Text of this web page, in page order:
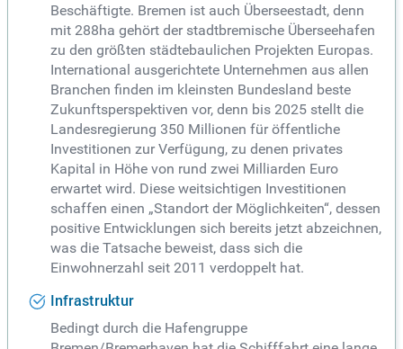
Beschäftigte. Bremen ist auch Überseestadt, denn
mit 288ha gehört der stadtbremische Überseehafen
zu den größten städtebaulichen Projekten Europas.
International ausgerichtete Unternehmen aus allen
Branchen finden im kleinsten Bundesland beste
Zukunftsperspektiven vor, denn bis 2025 stellt die
Landesregierung 350 Millionen für öffentliche
Investitionen zur Verfügung, zu denen privates
Kapital in Höhe von rund zwei Milliarden Euro
erwartet wird. Diese weitsichtigen Investitionen
schaffen einen „Standort der Möglichkeiten“, dessen
positive Entwicklungen sich bereits jetzt abzeichnen,
was die Tatsache beweist, dass sich die
Einwohnerzahl seit 2011 verdoppelt hat.
Infrastruktur
Bedingt durch die Hafengruppe